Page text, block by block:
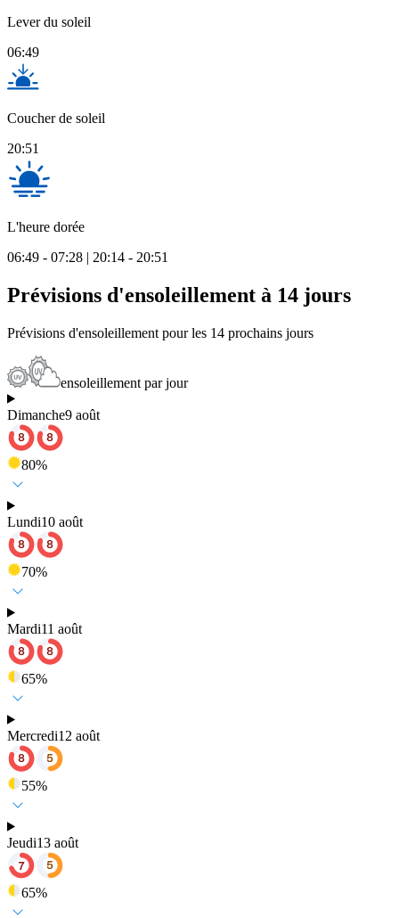
Lever du soleil
06:49
Coucher de soleil
20:51
L'heure dorée
06:49 - 07:28 | 20:14 - 20:51
Prévisions d'ensoleillement à 14 jours
Prévisions d'ensoleillement pour les 14 prochains jours
ensoleillement par jour
Dimanche9 août
80%
Lundi10 août
70%
Mardi11 août
65%
Mercredi12 août
55%
Jeudi13 août
65%